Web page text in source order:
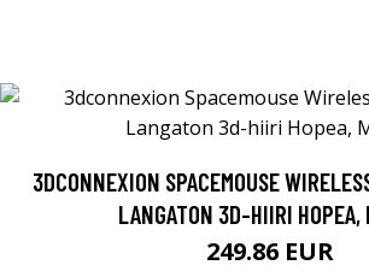
3DCONNEXION SPACEMOUSE
LANGATON 3D-HIIRI HOPEA,
249.86 EUR